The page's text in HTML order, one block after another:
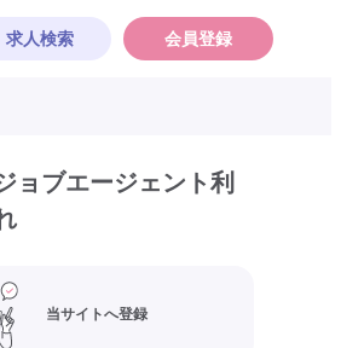
求人検索 会員登録
ョブエージェント利
当サイトへ登録